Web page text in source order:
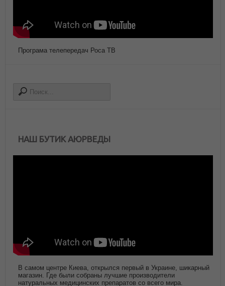
Програма телепередач Роса ТВ
НАШ БУТИК АЮРВЕДЫ
В самом центре Киева, открылся первый в Украине, шикарный
магазин. Где были собраны лучшие производители
натуральных медицинских препаратов со всего мира.